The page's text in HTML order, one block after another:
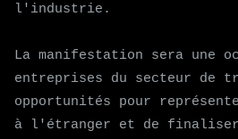
l'industrie.
La manifestation sera une
entreprises du secteur de
opportunités pour
à l'étranger et de finaliser